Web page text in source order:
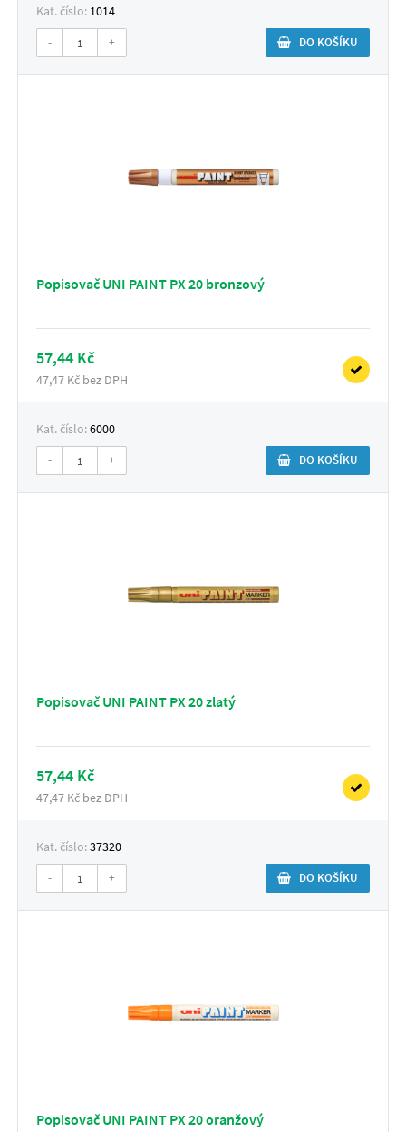
Kat. číslo: 1014
- + DO KOŠÍKU
Popisovač UNI PAINT PX 20 bronzový
57,44 Kč
47,47 Kč bez DPH
Kat. číslo:6000
- + DO KOŠÍKU
Popisovač UNI PAINT PX 20 zlatý
57,44 Kč
47,47 Kč bez DPH
Kat. číslo:37320
- + DO KOŠÍKU
Popisovač UNI PAINT PX 20 oranžový